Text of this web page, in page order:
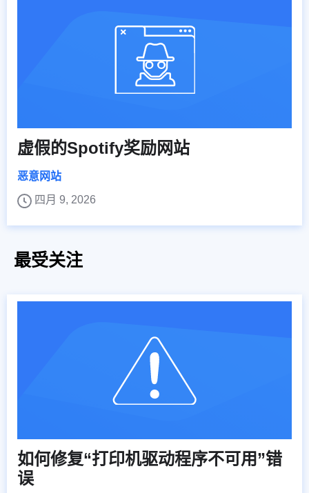
虚假的Spotify奖励网站
恶意网站
四月 9, 2026
最受关注
如何修复“打印机驱动程序不可用”错
误